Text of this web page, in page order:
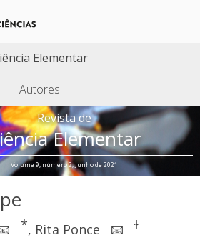
Elementar
Autores
Revista de
Elementar
Volume 9, número 2, Junho de 2021
*, Rita Ponce 📧 ɫ